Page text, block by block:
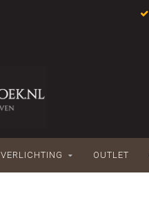
VERLICHTING OUTLET